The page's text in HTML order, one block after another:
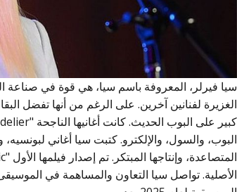
سيا فيرلر، المعروفة باسم سيا، هي قوة في صناعة
الغزيرة لفنانين آخرين. على الرغم من أنها تفضل
البوب، والسول، والإلكترو. كتبت سيا أغاني لبونسيه،
الأصلية. تواصل سيا التعاون والمساهمة في